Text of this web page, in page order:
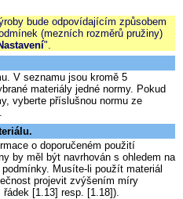
bude odpovídajícím způsobem
(mezních rozměrů pružiny)
".
V seznamu jsou kromě 5
materiály jedné normy. Pokud
vyberte příslušnou normu ze
.
o doporučeném použití
by měl být navrhován s ohledem na
Musíte-li použít materiál
projevit zvýšením míry
[1.13] resp. [1.18]).